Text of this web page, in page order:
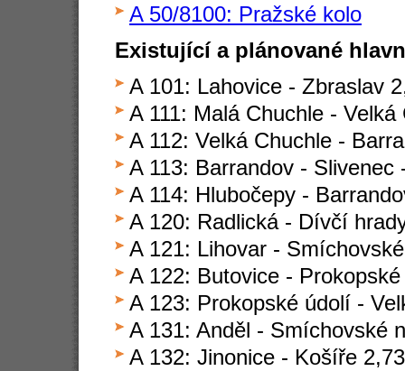
A 50/8100: Pražské kolo
Existující a plánované
A 101: Lahovice - Zbraslav
A 111: Malá Chuchle -
A 112: Velká Chuchle -
A 113: Barrandov -
A 114: Hlubočepy -
A 120: Radlická - Dívčí
A 121: Lihovar -
A 122: Butovice -
A 123: Prokopské údolí -
A 131: Anděl - Smíchovské
A 132: Jinonice - Košíře 2,73